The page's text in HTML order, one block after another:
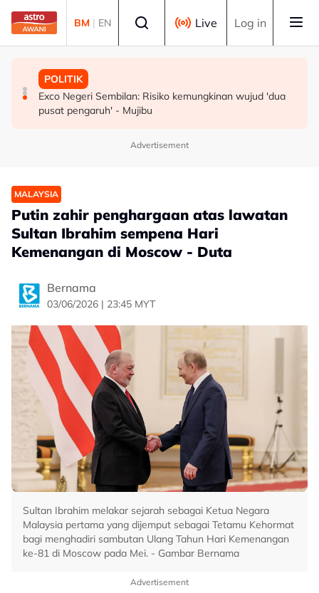
Skip to main content
BM | EN Live Log in
MALAYSIA
Pembantu rumah dipenjara empat tahun abai kanak-
kanak di kolam renang hingga lemas
POLITIK
RCI Tabung Haji: 'Jika tidak boleh sanggah fakta, jangan
main sentimen rakyat' - AMK
POLITIK
Exco Negeri Sembilan: Risiko kemungkinan wujud 'dua
pusat pengaruh' - Mujibu
Advertisement
MALAYSIA
Putin zahir penghargaan atas lawatan
Sultan Ibrahim sempena Hari
Kemenangan di Moscow - Duta
Bernama
03/06/2026 | 23:45 MYT
Sultan Ibrahim melakar sejarah sebagai Ketua Negara
Malaysia pertama yang dijemput sebagai Tetamu Kehormat
bagi menghadiri sambutan Ulang Tahun Hari Kemenangan
ke-81 di Moscow pada Mei. - Gambar Bernama
Advertisement